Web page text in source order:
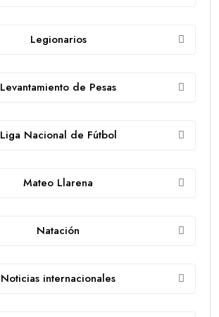
Legionarios
Levantamiento de Pesas
Liga Nacional de Fútbol
Mateo Llarena
Natación
Noticias internacionales